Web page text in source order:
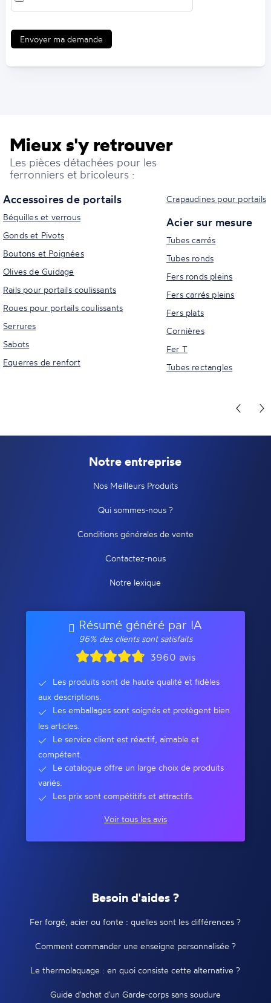
Envoyer ma demande
Mieux s'y retrouver
Les pièces détachées pour les
ferronniers et bricoleurs :
Accessoires de portails
Béquilles et verrous
Gonds et Pivots
Boutons et Poignées
Olives de Guidage
Rails pour portails coulissants
Roues pour portails coulissants
Serrures
Sabots
Equerres de renfort
Crapaudines pour portails
Acier sur mesure
Tubes carrés
Tubes ronds
Fers ronds pleins
Fers carrés pleins
Fers plats
Cornières
Fer T
Tubes rectangles
Notre entreprise
Nos Meilleurs Produits
Qui sommes-nous ?
Conditions générales de vente
Contactez-nous
Notre lexique
Résumé généré par IA
96% des clients sont satisfaits
3960 avis
Les produits sont de haute qualité et fidèles
aux descriptions.
Les emballages sont soignés et protègent bien
les articles.
Le service client est réactif, aimable et
compétent.
Le catalogue offre un large choix de produits
variés.
Les prix sont compétitifs et attractifs.
Voir tous les avis
Besoin d'aides ?
Fer forgé, acier ou fonte : quelles sont les différences ?
Comment commander une enseigne personnalisée ?
Le thermolaquage : en quoi consiste cette alternative ?
Guide d'achat d'un Garde-corps sans soudure